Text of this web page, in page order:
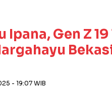
Gen Z
- 19:07 WIB